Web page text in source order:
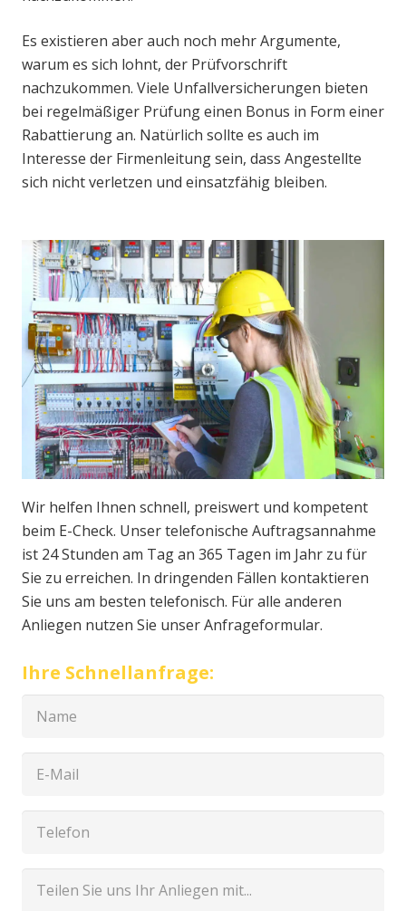
Es existieren aber auch noch mehr Argumente,
warum es sich lohnt, der Prüfvorschrift
nachzukommen. Viele Unfallversicherungen bieten
bei regelmäßiger Prüfung einen Bonus in Form einer
Rabattierung an. Natürlich sollte es auch im
Interesse der Firmenleitung sein, dass Angestellte
sich nicht verletzen und einsatzfähig bleiben.
Wir helfen Ihnen schnell, preiswert und kompetent
beim E-Check. Unser telefonische Auftragsannahme
ist 24 Stunden am Tag an 365 Tagen im Jahr zu für
Sie zu erreichen. In dringenden Fällen kontaktieren
Sie uns am besten telefonisch. Für alle anderen
Anliegen nutzen Sie unser Anfrageformular.
Ihre Schnellanfrage: